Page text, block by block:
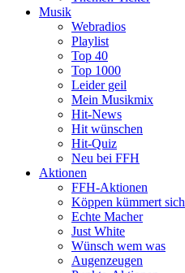
Musik
Webradios
Playlist
Top 40
Top 1000
Leider geil
Mein Musikmix
Hit-News
Hit wünschen
Hit-Quiz
Neu bei FFH
Aktionen
FFH-Aktionen
Köppen kümmert sich
Echte Macher
Just White
Wünsch wem was
Augenzeugen